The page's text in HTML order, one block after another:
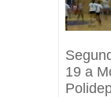
19 a